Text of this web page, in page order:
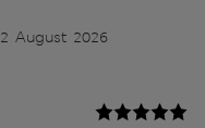
2 August 2026